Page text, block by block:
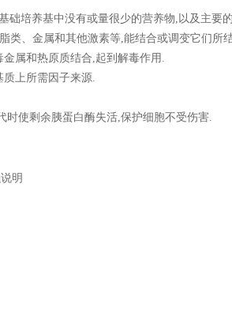
培养基中没有或量很少的营养物,以及主要
、金属和其他激素等,能结合或调变它们所
属和热原质结合,起到解毒作用.
上所需因子来源.
使剩余胰蛋白酶失活,保护细胞不受伤害.
明